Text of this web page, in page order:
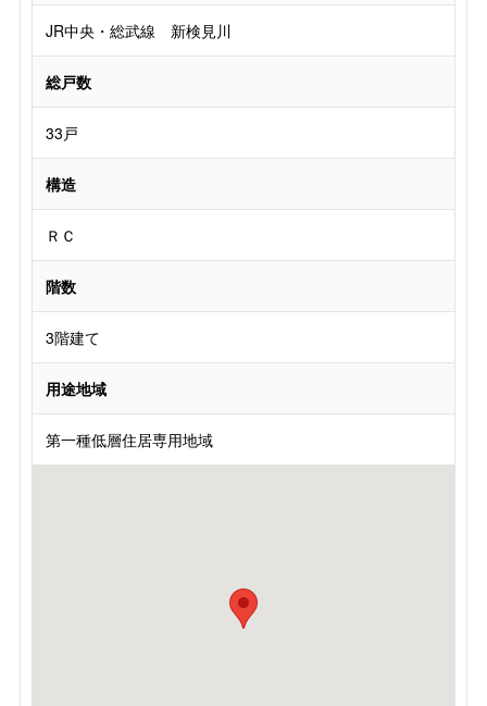
JR中央・総武線 新検見川
総戸数
33戸
構造
ＲＣ
階数
3階建て
用途地域
第一種低層住居専用地域